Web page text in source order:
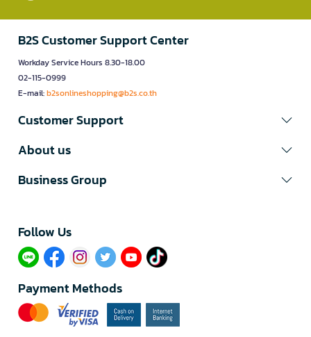
B2S Customer Support Center
Workday Service Hours 8.30-18.00
02-115-0999
E-mail:b2sonlineshopping@b2s.co.th
Customer Support
About us
Business Group
Follow Us​
Payment Methods